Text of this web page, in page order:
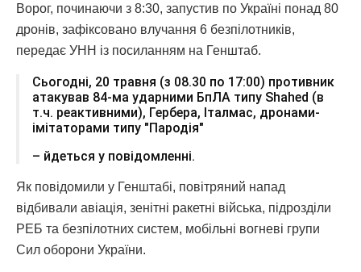
Ворог, починаючи з 8:30, запустив по Україні понад 80
дронів, зафіксовано влучання 6 безпілотників,
передає УНН із посиланням на Генштаб.
Сьогодні, 20 травня (з 08.30 по 17:00) противник
атакував 84-ма ударними БпЛА типу Shahed (в
т.ч. реактивними), Гербера, Італмас, дронами-
імітаторами типу "Пародія"
– йдеться у повідомленні.
Як повідомили у Генштабі, повітряний напад
відбивали авіація, зенітні ракетні війська, підрозділи
РЕБ та безпілотних систем, мобільні вогневі групи
Сил оборони України.